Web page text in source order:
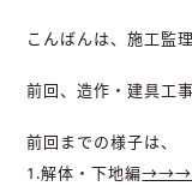
こんばんは、施工監
前回、造作・建具工
前回までの様子は、
1.解体・下地編→→→